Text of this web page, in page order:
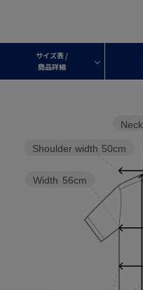
サイズ表 /
商品詳細
Width 56cm
Shoulder width 50cm